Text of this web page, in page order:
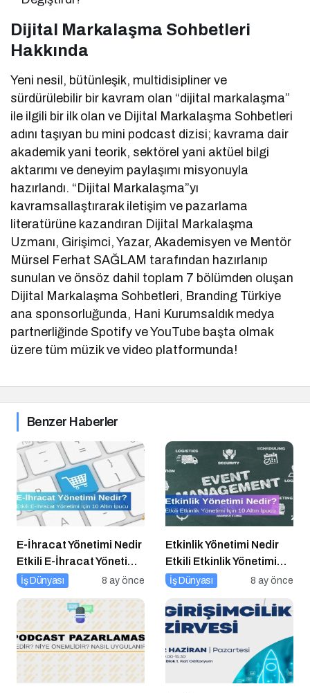
Dijital Markalaşma Sohbetleri
Hakkında
Yeni nesil, bütünleşik, multidisipliner ve
sürdürülebilir bir kavram olan “dijital markalaşma”
ile ilgili bir ilk olan ve Dijital Markalaşma Sohbetleri
adını taşıyan bu mini podcast dizisi; kavrama dair
akademik yani teorik, sektörel yani aktüel bilgi
aktarımı ve deneyim paylaşımı misyonuyla
hazırlandı. “Dijital Markalaşma”yı
kavramsallaştırarak iletişim ve pazarlama
literatürüne kazandıran Dijital Markalaşma
Uzmanı, Girişimci, Yazar, Akademisyen ve Mentör
Mürsel Ferhat SAĞLAM tarafından hazırlanıp
sunulan ve önsöz dahil toplam 7 bölümden oluşan
Dijital Markalaşma Sohbetleri, Branding Türkiye
ana sponsorluğunda, Hani Kurumsaldık medya
partnerliğinde Spotify ve YouTube başta olmak
üzere tüm müzik ve video platformunda!
Benzer Haberler
E-İhracat Yönetimi Nedir
Etkili E-İhracat Yönetimi
için 10 Altın İpucu
İş Dünyası 8 ay önce
Etkinlik Yönetimi Nedir
Etkili Etkinlik Yönetimi
İçin 10 Altın İpucu
İş Dünyası 8 ay önce